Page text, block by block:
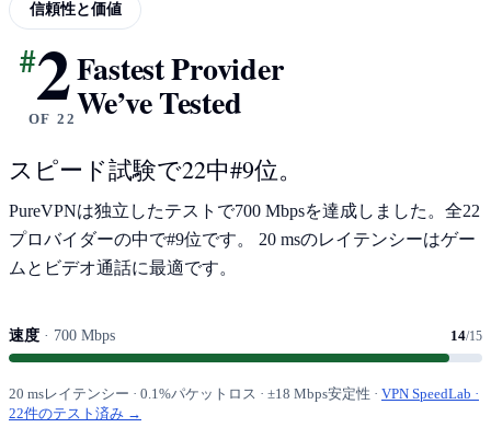
信頼性と価値
速度テスト結果
#2
OF 22
Fastest Provider
We’ve Tested
スピード試験で22中#9位。
PureVPNは独立したテストで700 Mbpsを達成しました。全22
プロバイダーの中で#9位です。 20 msのレイテンシーはゲー
ムとビデオ通話に最適です。
速度 · 700 Mbps 14/15
20 msレイテンシー · 0.1%パケットロス · ±18 Mbps安定性 · VPN SpeedLab ·
22件のテスト済み →